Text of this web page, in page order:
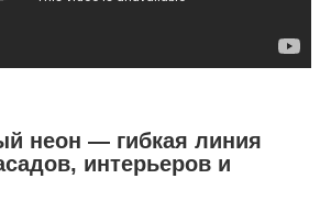
неон — гибкая линия
интерьеров и